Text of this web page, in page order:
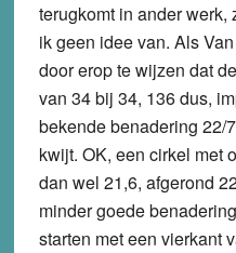
terugkomt in ander
ik geen idee van. Als
door erop te wijzen dat
van 34 bij 34, 136 dus,
bekende benadering 22/
kwijt. OK, een cirkel met
dan wel 21,6, afgerond
minder goede
starten met een vierkant